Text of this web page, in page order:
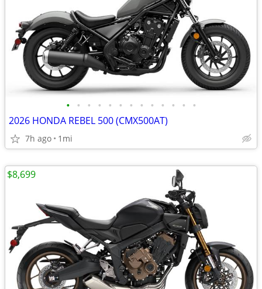
• • • • • • • • • • • • •
2026 HONDA REBEL 500 (CMX500AT)
7h ago 1mi
$8,699